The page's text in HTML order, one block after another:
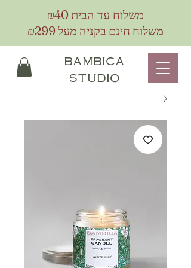
bambica
studio
משלוח עד הבית
משלוח חינם בקניה מעל ₪299